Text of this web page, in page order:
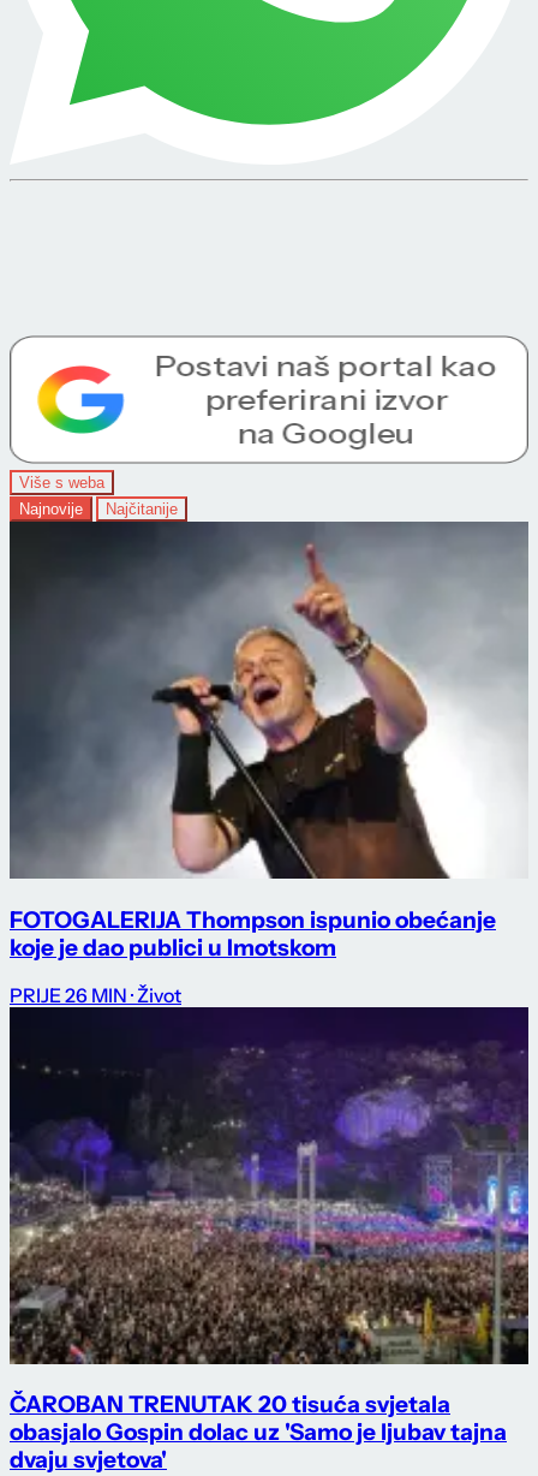
Više s weba
Najnovije
Najčitanije
FOTOGALERIJA Thompson ispunio obećanje
koje je dao publici u Imotskom
PRIJE 26 MIN · Život
ČAROBAN TRENUTAK 20 tisuća svjetala
obasjalo Gospin dolac uz 'Samo je ljubav tajna
dvaju svjetova'